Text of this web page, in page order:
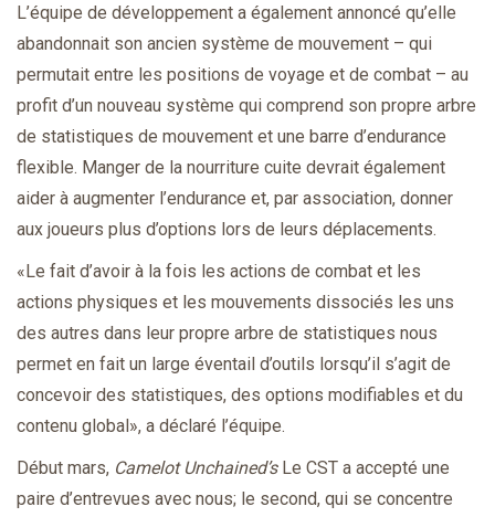
L’équipe de développement a également annoncé qu’elle
abandonnait son ancien système de mouvement – qui
permutait entre les positions de voyage et de combat – au
profit d’un nouveau système qui comprend son propre arbre
de statistiques de mouvement et une barre d’endurance
flexible. Manger de la nourriture cuite devrait également
aider à augmenter l’endurance et, par association, donner
aux joueurs plus d’options lors de leurs déplacements.
«Le fait d’avoir à la fois les actions de combat et les
actions physiques et les mouvements dissociés les uns
des autres dans leur propre arbre de statistiques nous
permet en fait un large éventail d’outils lorsqu’il s’agit de
concevoir des statistiques, des options modifiables et du
contenu global», a déclaré l’équipe.
Début mars, Camelot Unchained’sLe CST a accepté une
paire d’entrevues avec nous; le second, qui se concentre